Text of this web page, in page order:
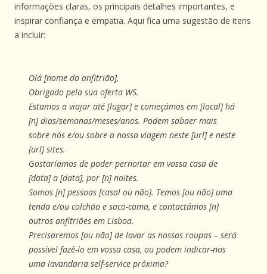
informações claras, os principais detalhes importantes, e
inspirar confiança e empatia. Aqui fica uma sugestão de itens
a incluir:
Olá [nome do anfitrião],
Obrigado pela sua oferta WS.
Estamos a viajar até [lugar] e começámos em [local] há
[n] dias/semanas/meses/anos. Podem sabaer mais
sobre nós e/ou sobre a nossa viagem neste [url] e neste
[url] sites.
Gostaríamos de poder pernoitar em vossa casa de
[data] a [data], por [n] noites.
Somos [n] pessoas [casal ou não]. Temos [ou não] uma
tenda e/ou colchão e saco-cama, e contactámos [n]
outros anfitriões em Lisboa.
Precisaremos [ou não] de lavar as nossas roupas – será
possível fazê-lo em vossa casa, ou podem indicar-nos
uma lavandaria self-service próxima?